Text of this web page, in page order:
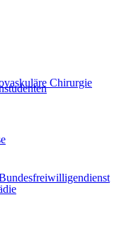
Chirurgie